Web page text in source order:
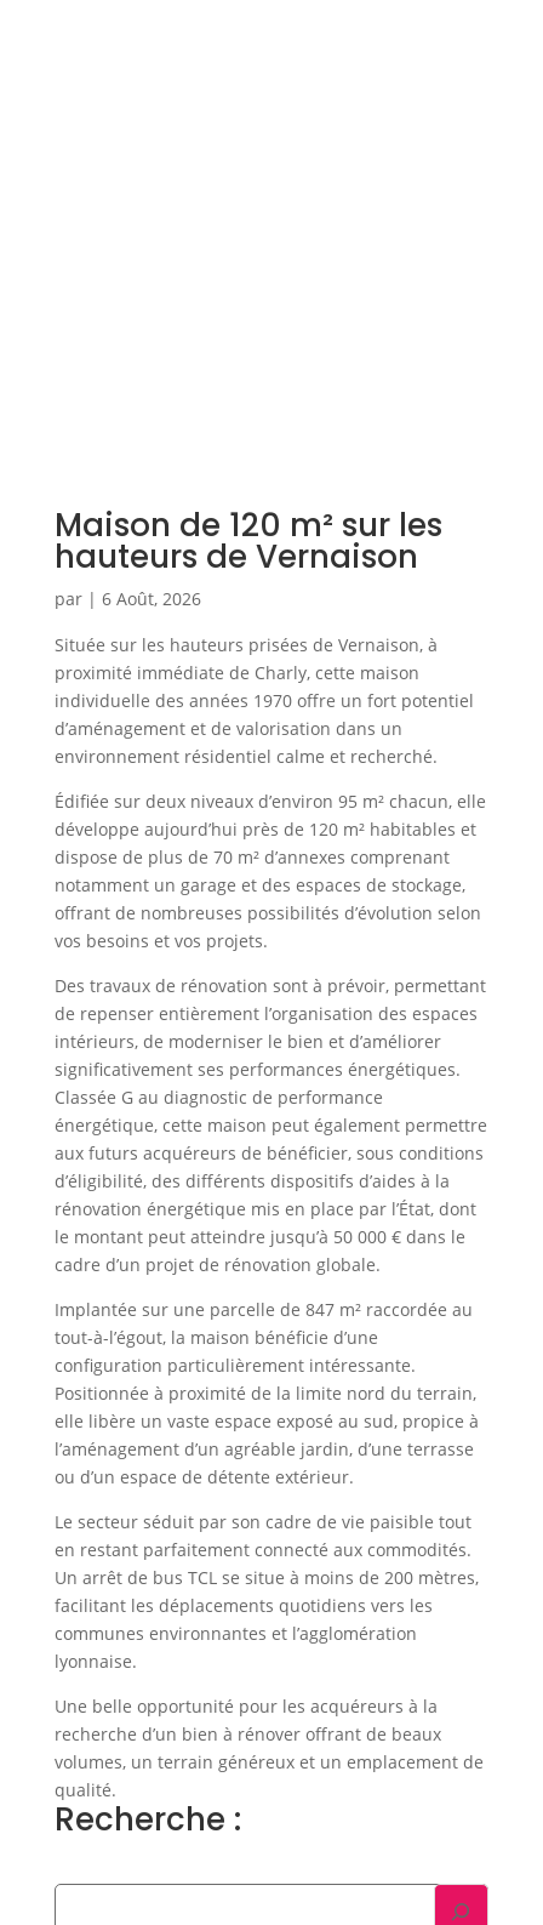
Maison de 120 m² sur les
hauteurs de Vernaison
par | 6 Août, 2026
Située sur les hauteurs prisées de Vernaison, à
proximité immédiate de Charly, cette maison
individuelle des années 1970 offre un fort potentiel
d’aménagement et de valorisation dans un
environnement résidentiel calme et recherché.
Édifiée sur deux niveaux d’environ 95 m² chacun, elle
développe aujourd’hui près de 120 m² habitables et
dispose de plus de 70 m² d’annexes comprenant
notamment un garage et des espaces de stockage,
offrant de nombreuses possibilités d’évolution selon
vos besoins et vos projets.
Des travaux de rénovation sont à prévoir, permettant
de repenser entièrement l’organisation des espaces
intérieurs, de moderniser le bien et d’améliorer
significativement ses performances énergétiques.
Classée G au diagnostic de performance
énergétique, cette maison peut également permettre
aux futurs acquéreurs de bénéficier, sous conditions
d’éligibilité, des différents dispositifs d’aides à la
rénovation énergétique mis en place par l’État, dont
le montant peut atteindre jusqu’à 50 000 € dans le
cadre d’un projet de rénovation globale.
Implantée sur une parcelle de 847 m² raccordée au
tout-à-l’égout, la maison bénéficie d’une
configuration particulièrement intéressante.
Positionnée à proximité de la limite nord du terrain,
elle libère un vaste espace exposé au sud, propice à
l’aménagement d’un agréable jardin, d’une terrasse
ou d’un espace de détente extérieur.
Le secteur séduit par son cadre de vie paisible tout
en restant parfaitement connecté aux commodités.
Un arrêt de bus TCL se situe à moins de 200 mètres,
facilitant les déplacements quotidiens vers les
communes environnantes et l’agglomération
lyonnaise.
Une belle opportunité pour les acquéreurs à la
recherche d’un bien à rénover offrant de beaux
volumes, un terrain généreux et un emplacement de
qualité.
Recherche :